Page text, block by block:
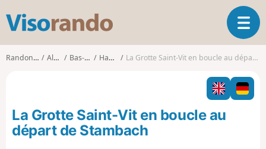
s
o
O
u
r
i
r
l
Randonnées Alsace Bas-Rhin Haegen La Grotte Saint-Vit en boucle au départ de Stambach
La Grotte Saint-Vit en boucle au
départ de Stambach